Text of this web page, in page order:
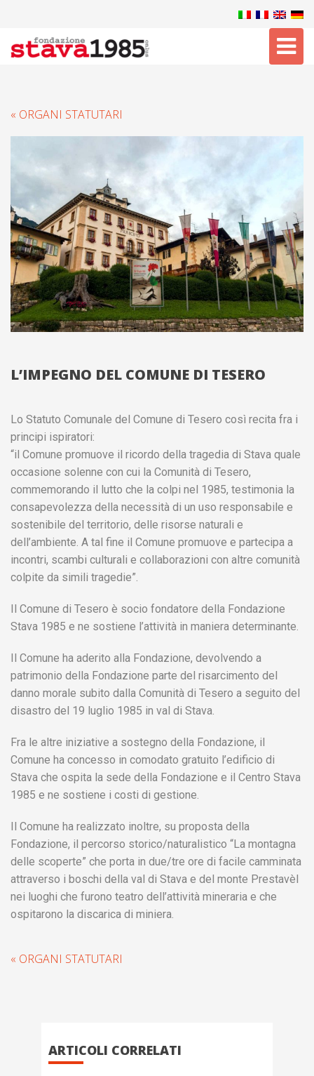
« ORGANI STATUTARI
L’IMPEGNO DEL COMUNE DI TESERO
Lo Statuto Comunale del Comune di Tesero così recita fra i
principi ispiratori:
“il Comune promuove il ricordo della tragedia di Stava quale
occasione solenne con cui la Comunità di Tesero,
commemorando il lutto che la colpi nel 1985, testimonia la
consapevolezza della necessità di un uso responsabile e
sostenibile del territorio, delle risorse naturali e
dell’ambiente. A tal fine il Comune promuove e partecipa a
incontri, scambi culturali e collaborazioni con altre comunità
colpite da simili tragedie”.
Il Comune di Tesero è socio fondatore della Fondazione
Stava 1985 e ne sostiene l’attività in maniera determinante.
Il Comune ha aderito alla Fondazione, devolvendo a
patrimonio della Fondazione parte del risarcimento del
danno morale subito dalla Comunità di Tesero a seguito del
disastro del 19 luglio 1985 in val di Stava.
Fra le altre iniziative a sostegno della Fondazione, il
Comune ha concesso in comodato gratuito l’edificio di
Stava che ospita la sede della Fondazione e il Centro Stava
1985 e ne sostiene i costi di gestione.
Il Comune ha realizzato inoltre, su proposta della
Fondazione, il percorso storico/naturalistico “La montagna
delle scoperte” che porta in due/tre ore di facile camminata
attraverso i boschi della val di Stava e del monte Prestavèl
nei luoghi che furono teatro dell’attività mineraria e che
ospitarono la discarica di miniera.
« ORGANI STATUTARI
ARTICOLI CORRELATI